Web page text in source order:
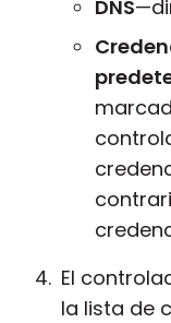
DNS
El
la lista de